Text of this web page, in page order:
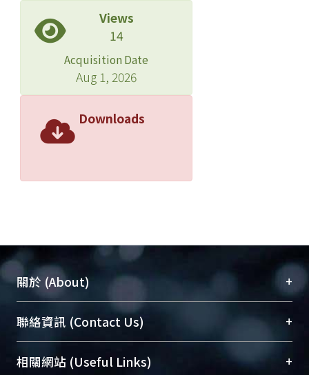
Views
14
Acquisition Date
Aug 1, 2026
Downloads
關於 (About) +
臺大位居世界頂尖大學之列，為永久珍藏及向國際
展現本校豐碩的研究成果及學術能量，圖書館整合
機構典藏（NTUR）與學術庫（AH）不同功能平
聯絡資訊 (Contact Us) +
總館學科館員(Main Library)
相關網站 (Useful Links) +